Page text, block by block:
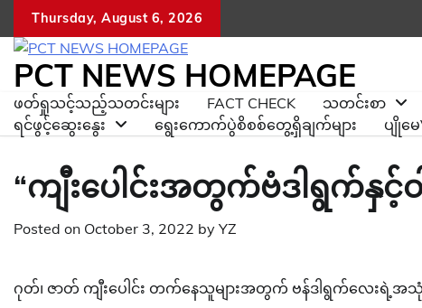
content
Thursday, August 6, 2026
PCT NEWS HOMEPAGE
ဖတ်ရှုသင့်သည့်သတင်းများ FACT CHECK သတင်းစာ
ရင်ဖွင့်ဆွေးနွေး
ရွေးကောက်ပွဲစိစစ်တွေ့ရှိချက်များ ပျိုမေ
“ကျီးပေါင်းအတွက်ဗံဒါရွက်နှင့်ဝ
Posted on October 3, 2022 by YZ
ဂုတ်၊ ဇာတ် ကျီးပေါင်း တက်နေသူများအတွက် ဗန်ဒါရွက်လေးရဲ့